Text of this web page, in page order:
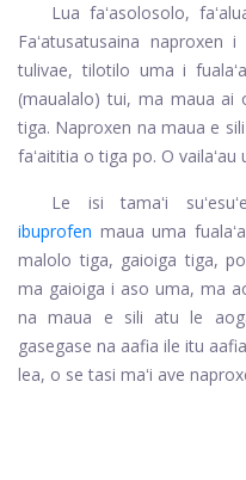
Lua faʻasolosolo,
Faʻatusatusaina
tulivae, tilotilo uma i
(maualalo) tui, ma maua ai
tiga. Naproxen na maua e
faʻaititia o tiga po. O
Le isi tamaʻi
ibuprofen maua uma
malolo tiga, gaioiga tiga, po
ma gaioiga i aso uma, ma
na maua e sili atu le
gasegase na aafia ile itu
lea, o se tasi maʻi ave